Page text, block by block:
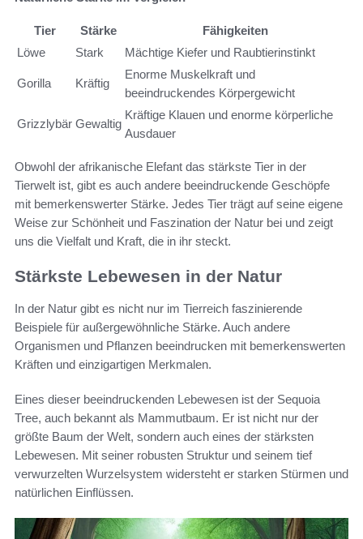
Tier Stärke
Fähigkeiten
Löwe
Stark Mächtige Kiefer und Raubtierinstinkt
Gorilla Kräftig
Enorme Muskelkraft und
beeindruckendes Körpergewicht
Grizzlybär Gewaltig
Kräftige Klauen und enorme körperliche
Ausdauer
Obwohl der afrikanische Elefant das stärkste Tier in der
Tierwelt ist, gibt es auch andere beeindruckende Geschöpfe
mit bemerkenswerter Stärke. Jedes Tier trägt auf seine eigene
Weise zur Schönheit und Faszination der Natur bei und zeigt
uns die Vielfalt und Kraft, die in ihr steckt.
Stärkste Lebewesen in der Natur
In der Natur gibt es nicht nur im Tierreich faszinierende
Beispiele für außergewöhnliche Stärke. Auch andere
Organismen und Pflanzen beeindrucken mit bemerkenswerten
Kräften und einzigartigen Merkmalen.
Eines dieser beeindruckenden Lebewesen ist der Sequoia
Tree, auch bekannt als Mammutbaum. Er ist nicht nur der
größte Baum der Welt, sondern auch eines der stärksten
Lebewesen. Mit seiner robusten Struktur und seinem tief
verwurzelten Wurzelsystem widersteht er starken Stürmen und
natürlichen Einflüssen.